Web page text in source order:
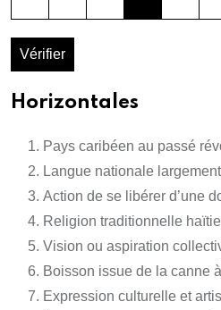
Vérifier
Horizontales
Pays caribéen au passé
Langue nationale
Action de se libérer d’une
Religion traditionnelle
Vision ou aspiration
Boisson issue de la canne
Expression culturelle et